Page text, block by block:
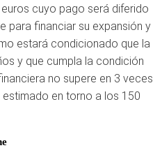
cuyo pago será diferido
para financiar su expansión y
estará condicionado que la
y que cumpla la condición
no supere en 3 veces
en torno a los 150